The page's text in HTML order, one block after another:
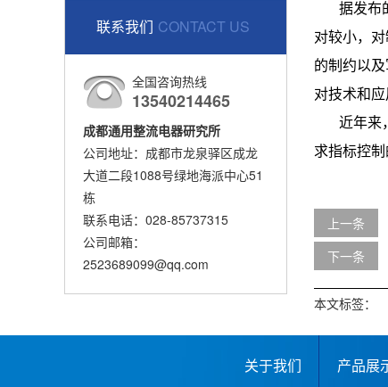
联系我们 CONTACT US
全国咨询热线
13540214465
成都通用整流电器研究所
公司地址：成都市龙泉驿区成龙
大道二段1088号绿地海派中心51
栋
联系电话：028-85737315
公司邮箱：
2523689099@qq.com
据发布
对较小，
的制约以
对技术和
近年来
求指标控
上一条
下一条
本文标签：
关于我们 产品展